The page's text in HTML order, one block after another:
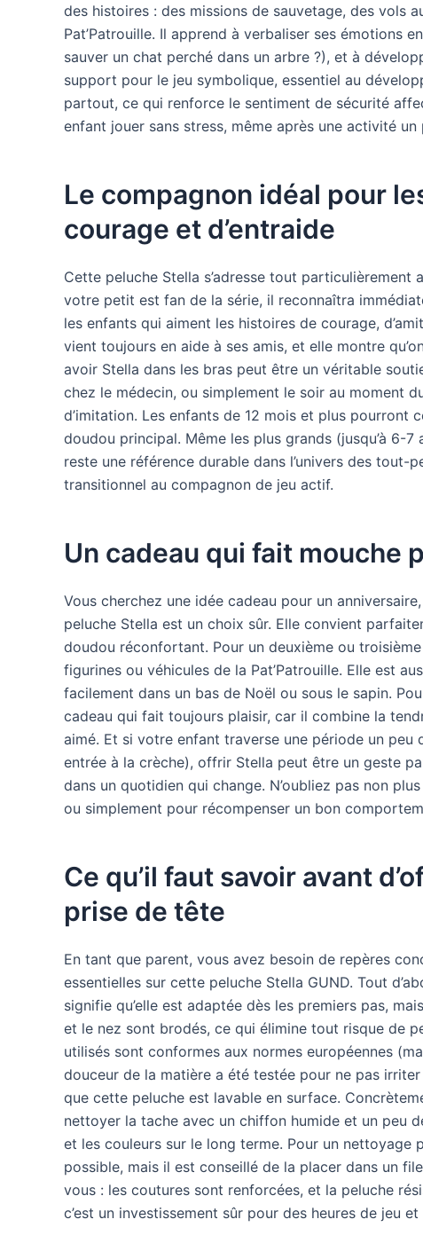
des histoires : des missions de sauvetage, des vols
Pat’Patrouille. Il apprend à verbaliser ses émotions
sauver un chat perché dans un arbre ?), et à
support pour le jeu symbolique, essentiel au
partout, ce qui renforce le sentiment de sécurité
enfant jouer sans stress, même après une activité un
Le compagnon idéal pour
courage et d’entraide
Cette peluche Stella s’adresse tout particulièrement
votre petit est fan de la série, il reconnaîtra
les enfants qui aiment les histoires de courage,
vient toujours en aide à ses amis, et elle montre
avoir Stella dans les bras peut être un véritable
chez le médecin, ou simplement le soir au moment
d’imitation. Les enfants de 12 mois et plus pourront
doudou principal. Même les plus grands (jusqu’à 6-
reste une référence durable dans l’univers des tout-
transitionnel au compagnon de jeu actif.
Un cadeau qui fait mouche
Vous cherchez une idée cadeau pour un
peluche Stella est un choix sûr. Elle convient
doudou réconfortant. Pour un deuxième ou
figurines ou véhicules de la Pat’Patrouille. Elle est
facilement dans un bas de Noël ou sous le sapin.
cadeau qui fait toujours plaisir, car il combine la
aimé. Et si votre enfant traverse une période un peu
entrée à la crèche), offrir Stella peut être un geste
dans un quotidien qui change. N’oubliez pas non
ou simplement pour récompenser un bon
Ce qu’il faut savoir avant
prise de tête
En tant que parent, vous avez besoin de repères
essentielles sur cette peluche Stella GUND. Tout
signifie qu’elle est adaptée dès les premiers pas,
et le nez sont brodés, ce qui élimine tout risque de
utilisés sont conformes aux normes européennes
douceur de la matière a été testée pour ne pas
que cette peluche est lavable en surface.
nettoyer la tache avec un chiffon humide et un peu
et les couleurs sur le long terme. Pour un nettoyage
possible, mais il est conseillé de la placer dans un
vous : les coutures sont renforcées, et la peluche
c’est un investissement sûr pour des heures de jeu